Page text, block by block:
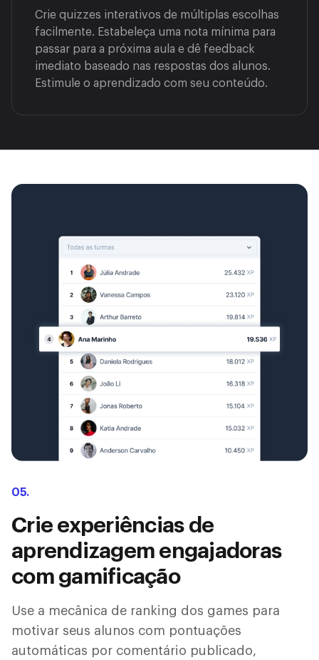
Crie quizzes interativos de múltiplas escolhas
facilmente. Estabeleça uma nota mínima para
passar para a próxima aula e dê feedback
imediato baseado nas respostas dos alunos.
Estimule o aprendizado com seu conteúdo.
05.
Crie experiências de
aprendizagem engajadoras
com gamificação
Use a mecânica de ranking dos games para
motivar seus alunos com pontuações
automáticas por comentário publicado,